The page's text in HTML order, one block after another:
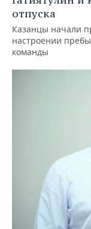
отпуска
Казанцы начали
настроении
команды